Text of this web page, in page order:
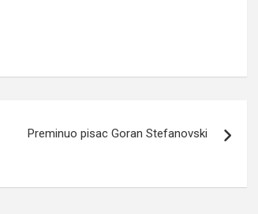
Preminuo pisac Goran Stefanovski